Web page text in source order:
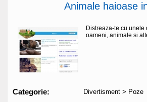
Animale haioase
Distreaza-te cu
oameni, animale si
Categorie: Divertisment > Poze